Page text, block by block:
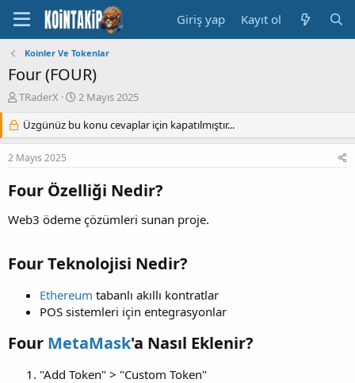
Giriş yap Kayıt ol
Koinler Ve Tokenlar
Four (FOUR)
K
n
u
y
a
l
a
TRaderX
B
ş
l
g
ı
t
i
i
2 Mayıs 2025
Üzgünüz bu konu cevaplar için kapatılmıştır...
2 Mayıs 2025
Four Özelliği Nedir?
Web3 ödeme çözümleri sunan proje.
Four Teknolojisi Nedir?
Ethereum tabanlı akıllı kontratlar
POS sistemleri için entegrasyonlar
Four MetaMask'a Nasıl Eklenir?
"Add Token" > "Custom Token"